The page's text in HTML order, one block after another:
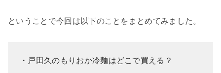
ということで今回は以下のことをまとめてみました。
・戸田久のもりおか冷麺はどこで買える？